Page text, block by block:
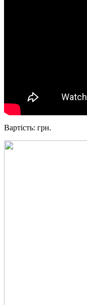
Вартість: грн.